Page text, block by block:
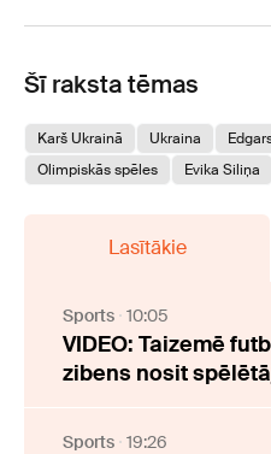
Šī raksta tēmas
Karš Ukrainā Ukraina
Olimpiskās spēles
Evika Siliņa
Lasītākie
Sports 10:05
VIDEO: Taizemē
zibens nosit
Sports 19:26